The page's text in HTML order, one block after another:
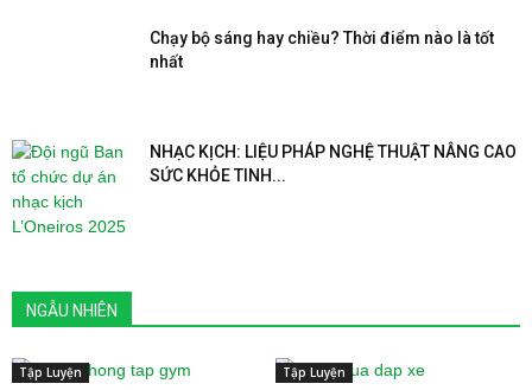
Chạy bộ sáng hay chiều? Thời điểm nào là tốt
nhất
NHẠC KỊCH: LIỆU PHÁP NGHỆ THUẬT NÂNG CAO
SỨC KHỎE TINH...
NGẪU NHIÊN
Tập Luyện Tập Luyện